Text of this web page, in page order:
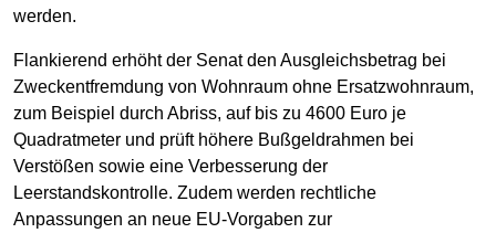
werden.
Flankierend erhöht der Senat den Ausgleichsbetrag bei
Zweckentfremdung von Wohnraum ohne Ersatzwohnraum,
zum Beispiel durch Abriss, auf bis zu 4600 Euro je
Quadratmeter und prüft höhere Bußgeldrahmen bei
Verstößen sowie eine Verbesserung der
Leerstandskontrolle. Zudem werden rechtliche
Anpassungen an neue EU-Vorgaben zur